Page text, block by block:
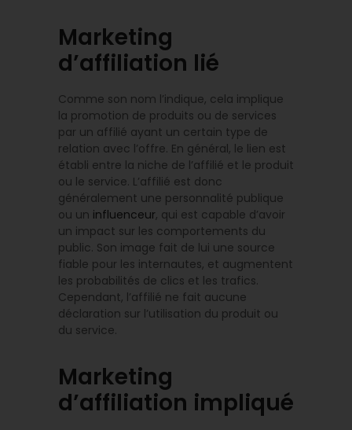
Marketing
d’affiliation lié
Comme son nom l’indique, cela implique
la promotion de produits ou de services
par un affilié ayant un certain type de
relation avec l’offre. En général, le lien est
établi entre la niche de l’affilié et le produit
ou le service. L’affilié est donc
généralement une personnalité publique
ou un influenceur, qui est capable d’avoir
un impact sur les comportements du
public. Son image fait de lui une source
fiable pour les internautes, et augmentent
les probabilités de clics et les trafics.
Cependant, l’affilié ne fait aucune
déclaration sur l’utilisation du produit ou
du service.
Marketing
d’affiliation impliqué